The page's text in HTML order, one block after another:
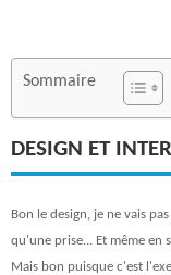
Sommaire
DESIGN ET
Bon le design, je ne vais
qu'une prise... Et même en
Mais bon puisque c'est